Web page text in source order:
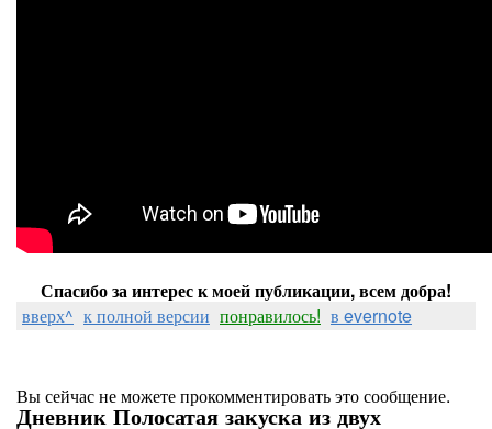
Спасибо за интерес к моей публикации, всем добра!
вверх^ к полной версии понравилось! в evernote
Вы сейчас не можете прокомментировать это сообщение.
Дневник Полосатая закуска из двух